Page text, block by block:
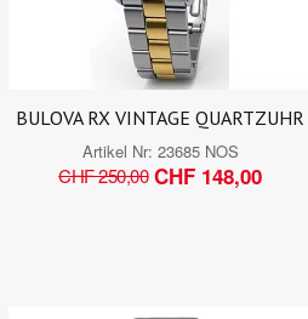
BULOVA RX VINTAGE QUARTZUHR
Artikel Nr: 23685 NOS
CHF 250,00 CHF 148,00